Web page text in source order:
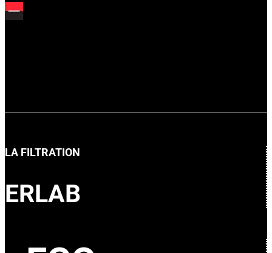
LA FILTRATION
ERLAB